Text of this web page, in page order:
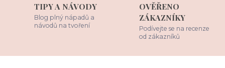
TIPY A NÁVODY
Blog plný nápadů a
návodů na tvoření
OVĚŘENO
ZÁKAZNÍKY
Podívejte se na recenze
od zákazníků